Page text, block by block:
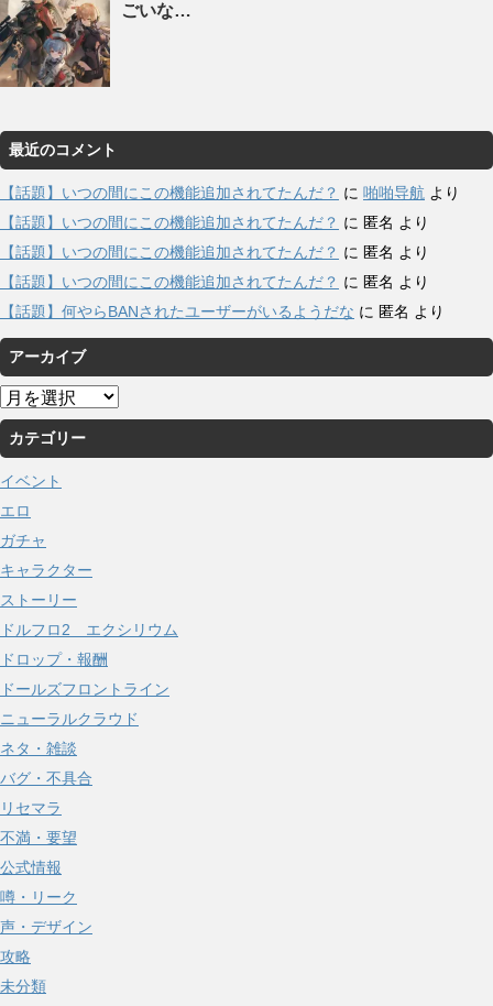
ごいな…
最近のコメント
【話題】いつの間にこの機能追加されてたんだ？ に 啪啪导航 より
【話題】いつの間にこの機能追加されてたんだ？ に 匿名 より
【話題】いつの間にこの機能追加されてたんだ？ に 匿名 より
【話題】いつの間にこの機能追加されてたんだ？ に 匿名 より
【話題】何やらBANされたユーザーがいるようだな に 匿名 より
アーカイブ
ア
ー
カ
イ
ブ
カテゴリー
イベント
エロ
ガチャ
キャラクター
ストーリー
ドルフロ2 エクシリウム
ドロップ・報酬
ドールズフロントライン
ニューラルクラウド
ネタ・雑談
バグ・不具合
リセマラ
不満・要望
公式情報
噂・リーク
声・デザイン
攻略
未分類